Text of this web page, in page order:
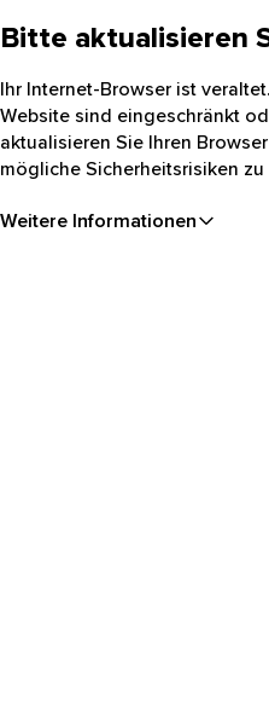
Bitte aktualisieren
Ihr Internet-Browser ist
Website sind eingeschränkt
aktualisieren Sie Ihren
mögliche Sicherheitsrisiken zu
Weitere Informationen